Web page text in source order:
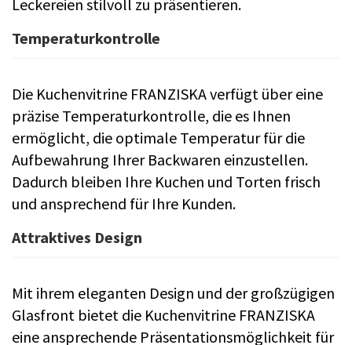
Leckereien stilvoll zu präsentieren.
Temperaturkontrolle
Die Kuchenvitrine FRANZISKA verfügt über eine
präzise Temperaturkontrolle, die es Ihnen
ermöglicht, die optimale Temperatur für die
Aufbewahrung Ihrer Backwaren einzustellen.
Dadurch bleiben Ihre Kuchen und Torten frisch
und ansprechend für Ihre Kunden.
Attraktives Design
Mit ihrem eleganten Design und der großzügigen
Glasfront bietet die Kuchenvitrine FRANZISKA
eine ansprechende Präsentationsmöglichkeit für